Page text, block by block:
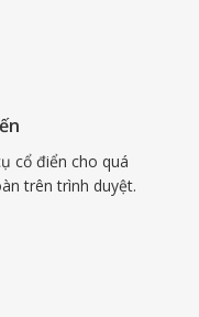
cổ điển cho quá
trên trình duyệt.